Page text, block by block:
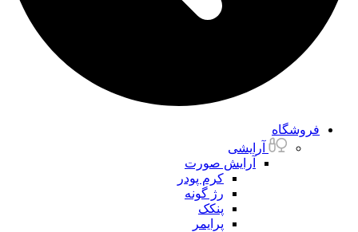
فروشگاه
آرایشی
آرایش صورت
کرم پودر
رژ گونه
پنکک
پرایمر